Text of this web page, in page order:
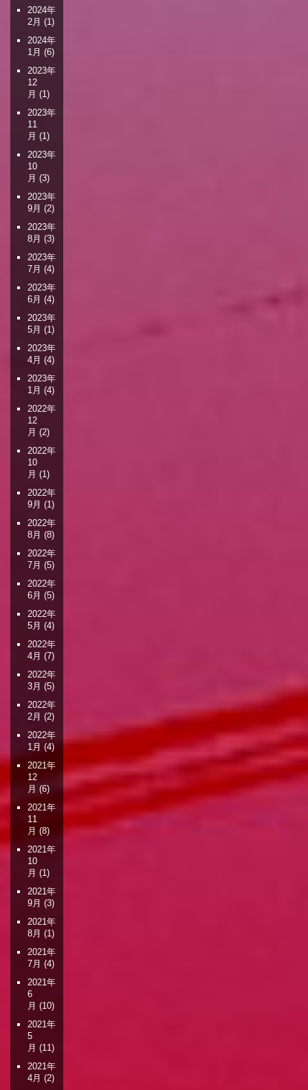
2024年
2月 (1)
2024年
1月 (6)
2023年
12
月 (1)
2023年
11
月 (1)
2023年
10
月 (3)
2023年
9月 (2)
2023年
8月 (3)
2023年
7月 (4)
2023年
6月 (4)
2023年
5月 (1)
2023年
4月 (4)
2023年
1月 (4)
2022年
12
月 (2)
2022年
10
月 (1)
2022年
9月 (1)
2022年
8月 (8)
2022年
7月 (5)
2022年
6月 (5)
2022年
5月 (4)
2022年
4月 (7)
2022年
3月 (5)
2022年
2月 (2)
2022年
1月 (4)
2021年
12
月 (6)
2021年
11
月 (8)
2021年
10
月 (1)
2021年
9月 (3)
2021年
8月 (1)
2021年
7月 (4)
2021年
6
月 (10)
2021年
5
月 (11)
2021年
4月 (2)